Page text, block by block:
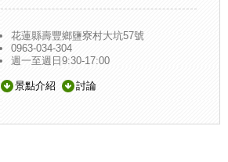
花蓮縣壽豐鄉鹽寮村大坑57號
0963-034-304
週一至週日9:30-17:00
景點介紹 討論